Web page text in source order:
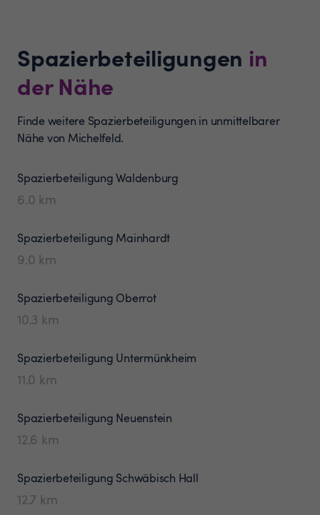
Spazierbeteiligungen in
der Nähe
Finde weitere Spazierbeteiligungen in unmittelbarer
Nähe von Michelfeld.
SpazierbeteiligungWaldenburg
6.0 km
Spazierbeteiligung Mainhardt
9.0 km
Spazierbeteiligung Oberrot
10.3 km
Spazierbeteiligung Untermünkheim
11.0 km
Spazierbeteiligung Neuenstein
12.6 km
Spazierbeteiligung Schwäbisch Hall
12.7 km